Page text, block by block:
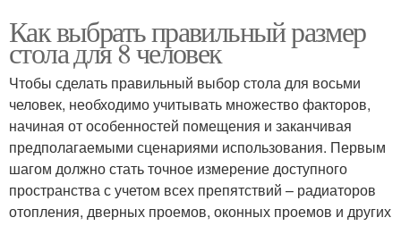
Как выбрать правильный размер
стола для 8 человек
Чтобы сделать правильный выбор стола для восьми
человек, необходимо учитывать множество факторов,
начиная от особенностей помещения и заканчивая
предполагаемыми сценариями использования. Первым
шагом должно стать точное измерение доступного
пространства с учетом всех препятствий – радиаторов
отопления, дверных проемов, оконных проемов и других